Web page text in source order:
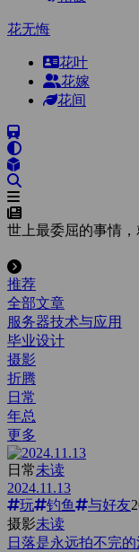
花无悔
花叶
花嫁
花间
世上最委屈的事情，
推荐
全部文章
服务器技术与应用
毕业设计
摄影
折腾
日常
年总
更多
日常未读
2024.11.13
玩
钓鱼 与好友
摄影未读
日落是永远拍不完的